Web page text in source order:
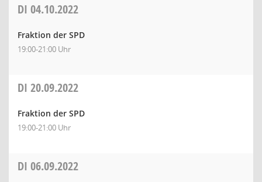
DI 04.10.2022
Fraktion der SPD
19:00-21:00 Uhr
DI 20.09.2022
Fraktion der SPD
19:00-21:00 Uhr
DI 06.09.2022